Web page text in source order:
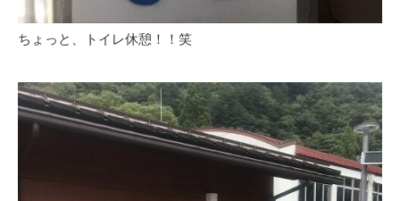
ちょっと、トイレ休憩！！笑